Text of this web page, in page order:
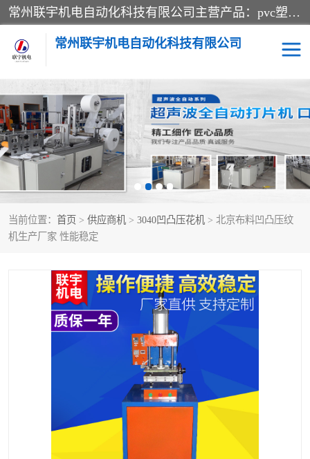
常州联宇机电自动化科技有限公司主营产品：pvc塑料焊机、高频热合机、软膜天花压边机、服装布料凹凸压花机、布料3d压印设备、服装植胶设备、超声波布料花边机、无纺布热合机、全自动压花机。
常州联宇机电自动化科技有限公司
当前位置： 首页 > 供应商机 > 3040凹凸压花机 > 北京布料凹凸压纹
机生产厂家 性能稳定
压花定型机以及压花模具 超声波热合机
高频热合机 超声波花边机
超声波复合压花机 凹凸压花机压标机
3040凹凸压花机 双头服装凹凸压花机
高频压花压标机 自动超声波打片成型机
泡壳包装封口机